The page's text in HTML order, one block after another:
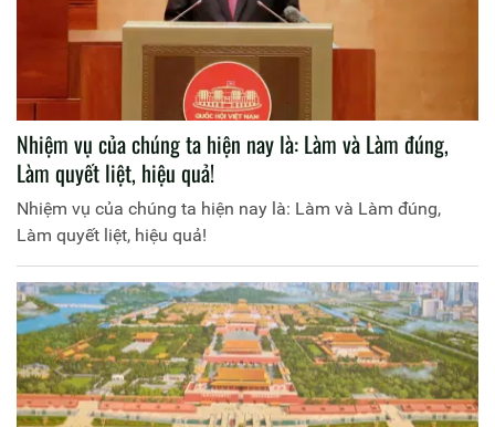
Nhiệm vụ của chúng ta hiện nay là: Làm và Làm đúng,
Làm quyết liệt, hiệu quả!
Nhiệm vụ của chúng ta hiện nay là: Làm và Làm đúng,
Làm quyết liệt, hiệu quả!